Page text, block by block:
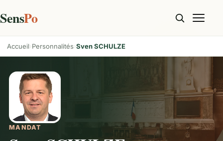
SensPo
Accueil Personnalités Sven SCHULZE
MANDAT